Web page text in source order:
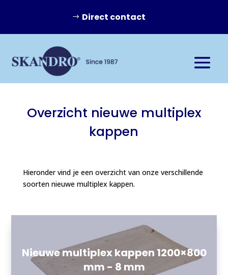
Direct contact
Overzicht nieuwe multiplex
kappen
Hieronder vind je een overzicht van onze verschillende
soorten nieuwe multiplex kappen.
Nieuwe multiplex kappen 1200×800
mm - 8 mm